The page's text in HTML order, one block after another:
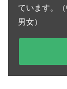
ています。
男女）